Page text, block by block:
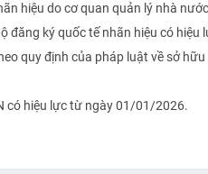
hiệu do cơ quan quản lý nhà
đăng ký quốc tế nhãn hiệu có hiệu
quy định của pháp luật về sở
có hiệu lực từ ngày 01/01/2026.